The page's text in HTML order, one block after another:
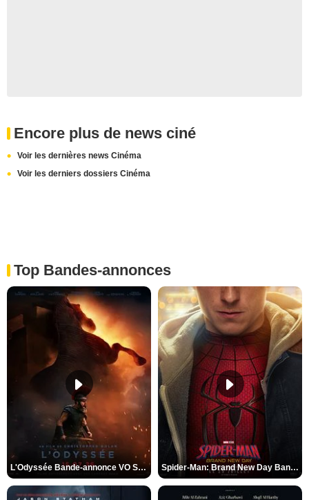
Encore plus de news ciné
Voir les dernières news Cinéma
Voir les derniers dossiers Cinéma
Top Bandes-annonces
L'Odyssée Bande-annonce VO STFR Spider-Man: Brand New Day Bande-annonce VO STFR